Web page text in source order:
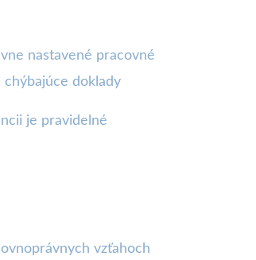
nastavené pracovné
doklady
je pravidelné
vzťahoch